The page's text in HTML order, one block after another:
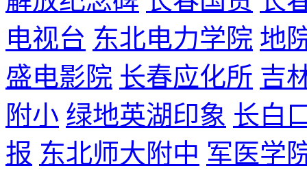
电视台 东北电力学院 地
盛电影院 长春应化所 吉
附小 绿地英湖印象 长白
报 东北师大附中 军医学